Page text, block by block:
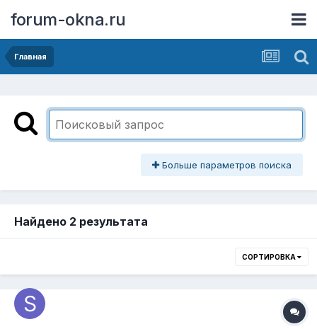
forum-okna.ru
Главная
Больше параметров поиска
Найдено 2 результата
СОРТИРОВКА